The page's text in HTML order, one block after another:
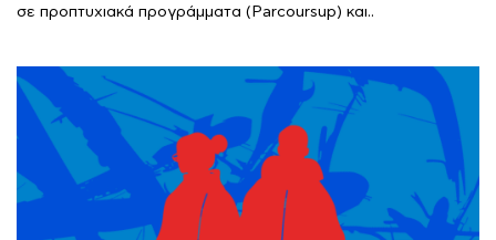
σε προπτυχιακά προγράμματα (Parcoursup) και..